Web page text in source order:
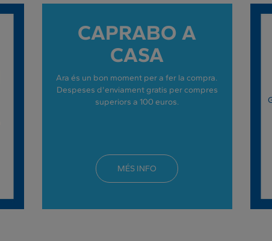
CAPRABO A
CASA
Ara és un bon moment per a fer la compra.
Despeses d'enviament gratis per compres
superiors a 100 euros.
MÉS INFO